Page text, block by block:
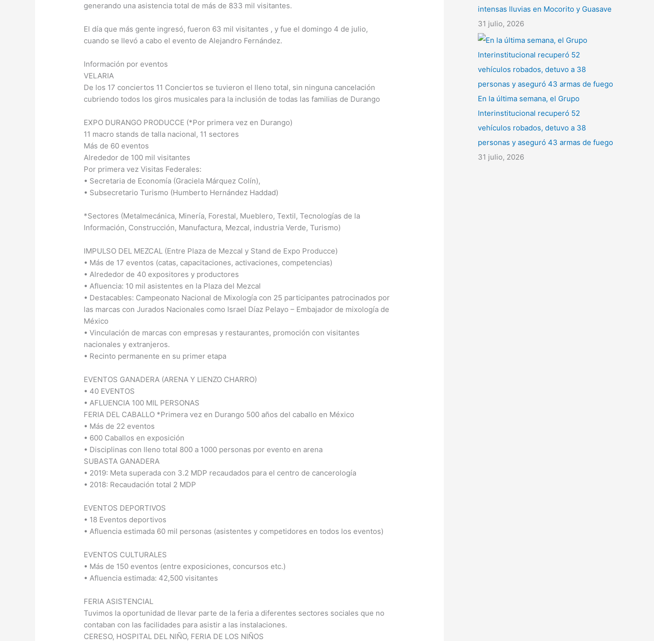
generando una asistencia total de más de 833 mil visitantes.
El día que más gente ingresó, fueron 63 mil visitantes , y fue el domingo 4 de julio,
cuando se llevó a cabo el evento de Alejandro Fernández.
Información por eventos
VELARIA
De los 17 conciertos 11 Conciertos se tuvieron el lleno total, sin ninguna cancelación
cubriendo todos los giros musicales para la inclusión de todas las familias de Durango
EXPO DURANGO PRODUCCE (*Por primera vez en Durango)
11 macro stands de talla nacional, 11 sectores
Más de 60 eventos
Alrededor de 100 mil visitantes
Por primera vez Visitas Federales:
• Secretaria de Economía (Graciela Márquez Colín),
• Subsecretario Turismo (Humberto Hernández Haddad)
*Sectores (Metalmecánica, Minería, Forestal, Mueblero, Textil, Tecnologías de la
Información, Construcción, Manufactura, Mezcal, industria Verde, Turismo)
IMPULSO DEL MEZCAL (Entre Plaza de Mezcal y Stand de Expo Producce)
• Más de 17 eventos (catas, capacitaciones, activaciones, competencias)
• Alrededor de 40 expositores y productores
• Afluencia: 10 mil asistentes en la Plaza del Mezcal
• Destacables: Campeonato Nacional de Mixología con 25 participantes patrocinados por
las marcas con Jurados Nacionales como Israel Díaz Pelayo – Embajador de mixología de
México
• Vinculación de marcas con empresas y restaurantes, promoción con visitantes
nacionales y extranjeros.
• Recinto permanente en su primer etapa
EVENTOS GANADERA (ARENA Y LIENZO CHARRO)
• 40 EVENTOS
• AFLUENCIA 100 MIL PERSONAS
FERIA DEL CABALLO *Primera vez en Durango 500 años del caballo en México
• Más de 22 eventos
• 600 Caballos en exposición
• Disciplinas con lleno total 800 a 1000 personas por evento en arena
SUBASTA GANADERA
• 2019: Meta superada con 3.2 MDP recaudados para el centro de cancerología
• 2018: Recaudación total 2 MDP
EVENTOS DEPORTIVOS
• 18 Eventos deportivos
• Afluencia estimada 60 mil personas (asistentes y competidores en todos los eventos)
EVENTOS CULTURALES
• Más de 150 eventos (entre exposiciones, concursos etc.)
• Afluencia estimada: 42,500 visitantes
FERIA ASISTENCIAL
Tuvimos la oportunidad de llevar parte de la feria a diferentes sectores sociales que no
contaban con las facilidades para asistir a las instalaciones.
CERESO, HOSPITAL DEL NIÑO, FERIA DE LOS NIÑOS
intensas lluvias en Mocorito y Guasave
31 julio, 2026
En la última semana, el Grupo
Interinstitucional recuperó 52
vehículos robados, detuvo a 38
personas y aseguró 43 armas de fuego
31 julio, 2026